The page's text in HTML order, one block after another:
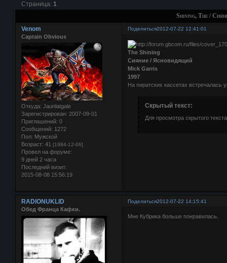
Shining, The /
Страница: 1
Поделиться2012-07-22 12:41:01
Venom
Captain Obvious
Откуда: Jaunlatgale
Зарегистрирован: 2007-09-01
Приглашений: 0
Сообщений: 1272
Пол: Мужской
Возраст: 41 [1984-12-06]
Провел на форуме:
9 дней 2 часа
Последний визит:
2015-08-08 15:56:19
The Shining
Сияние / Ясновидящий
Mick Garris
1997
На пиратских кассетах
Скрытый текст:
Для просмотра скрытого
Поделиться2012-07-22 14:15:41
RADIONUKLID
Обед Франца Кафки.
Мне Кубрика больше понравилась.